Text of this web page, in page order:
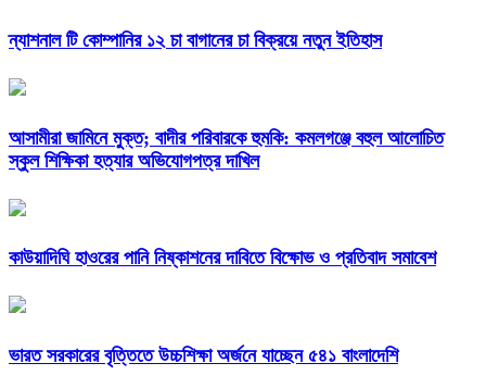
ন্যাশনাল টি কোম্পানির ১২ চা বাগানের চা বিক্রয়ে নতুন ইতিহাস
আসামীরা জামিনে মুক্ত; বাদীর পরিবারকে হুমকি: কমলগঞ্জে বহুল আলোচিত
স্কুল শিক্ষিকা হত্যার অভিযোগপত্র দাখিল
কাউয়াদিঘি হাওরের পানি নিষ্কাশনের দাবিতে বিক্ষোভ ও প্রতিবাদ সমাবেশ
ভারত সরকারের বৃত্তিতে উচ্চশিক্ষা অর্জনে যাচ্ছেন ৫৪১ বাংলাদেশি